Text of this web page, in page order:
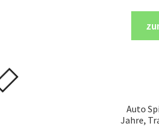
Auto
Jahre,